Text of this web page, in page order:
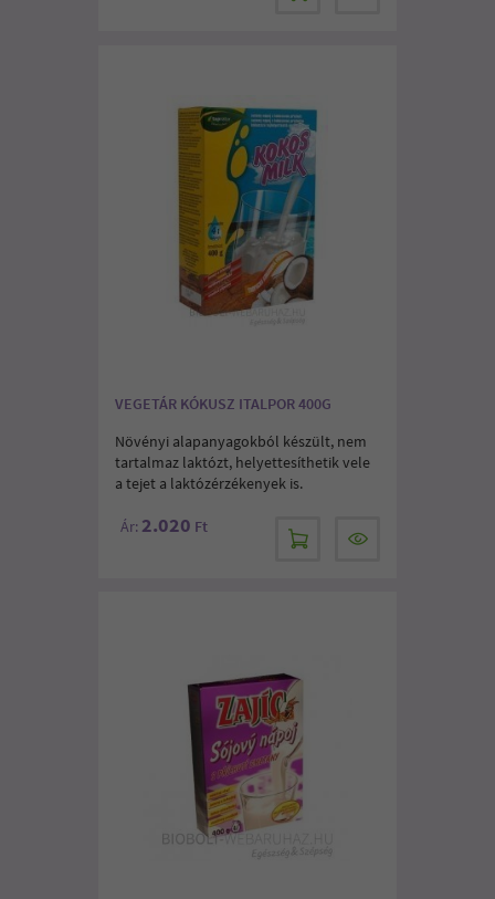
VEGETÁR KÓKUSZ ITALPOR 400G
Növényi alapanyagokból készült, nem
tartalmaz laktózt, helyettesíthetik vele
a tejet a laktózérzékenyek is.
Ár: 2.020 Ft